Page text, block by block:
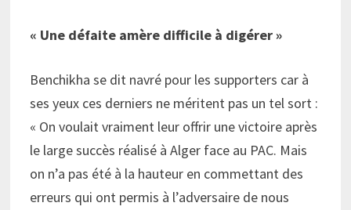
« Une défaite amère difficile à digérer »
Benchikha se dit navré pour les supporters car à
ses yeux ces derniers ne méritent pas un tel sort :
« On voulait vraiment leur offrir une victoire après
le large succès réalisé à Alger face au PAC. Mais
on n’a pas été à la hauteur en commettant des
erreurs qui ont permis à l’adversaire de nous